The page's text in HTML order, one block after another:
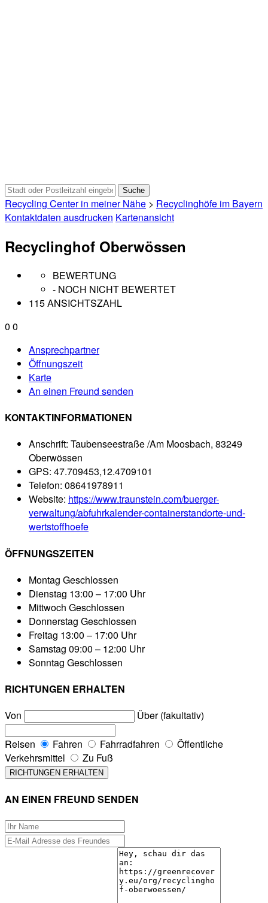
Recycling Center in meiner Nähe > Recyclinghöfe im Bayern
Kontaktdaten ausdrucken Kartenansicht
Recyclinghof Oberwössen
BEWERTUNG
- NOCH NICHT BEWERTET
115 ANSICHTSZAHL
0 0
Ansprechpartner
Öffnungszeit
Karte
An einen Freund senden
KONTAKTINFORMATIONEN
Anschrift: Taubenseestraße /Am Moosbach, 83249
Oberwössen
GPS: 47.709453,12.4709101
Telefon: 08641978911
Website: https://www.traunstein.com/buerger-
verwaltung/abfuhrkalender-containerstandorte-und-
wertstoffhoefe
ÖFFNUNGSZEITEN
Montag Geschlossen
Dienstag 13:00 – 17:00 Uhr
Mittwoch Geschlossen
Donnerstag Geschlossen
Freitag 13:00 – 17:00 Uhr
Samstag 09:00 – 12:00 Uhr
Sonntag Geschlossen
RICHTUNGEN ERHALTEN
Von
Über (fakultativ)
Reisen Fahren Fahrradfahren
Öffentliche
Verkehrsmittel
Zu Fuß
AN EINEN FREUND SENDEN